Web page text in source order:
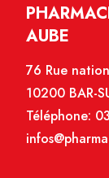
AUBE
76 Rue
10200 BAR-
Téléphone: